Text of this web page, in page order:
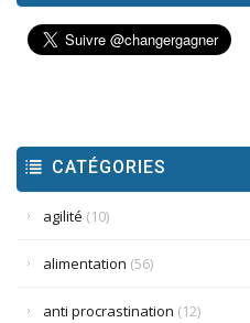
CATÉGORIES
agilité (10)
alimentation (56)
anti procrastination (12)